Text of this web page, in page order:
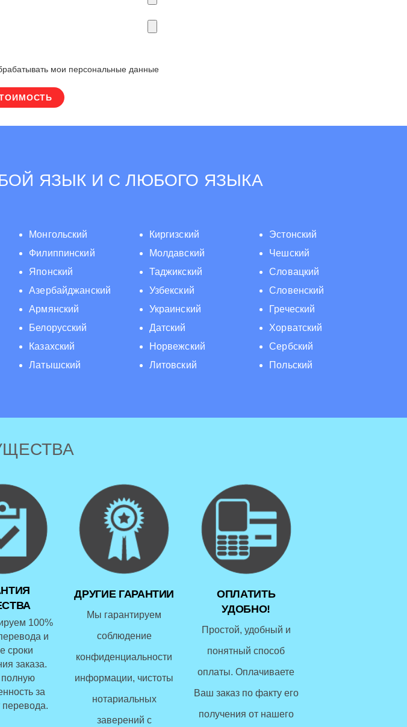
мои персональные данные
ЯЗЫК И С ЛЮБОГО ЯЗЫКА
Монгольский
Филиппинский
Японский
Азербайджанский
Армянский
Белорусский
Казахский
Латышский
Киргизский
Молдавский
Таджикский
Узбекский
Украинский
Датский
Норвежский
Литовский
Эстонский
Чешский
Словацкий
Словенский
Греческий
Хорватский
Сербский
Польский
100%
и
сроки
заказа.
за
перевода.
ДРУГИЕ ГАРАНТИИ
Мы гарантируем
соблюдение
конфиденциальности
информации, чистоты
нотариальных
заверений с
ОПЛАТИТЬ
УДОБНО!
Простой, удобный и
понятный способ
оплаты. Оплачиваете
Ваш заказ по факту его
получения от нашего